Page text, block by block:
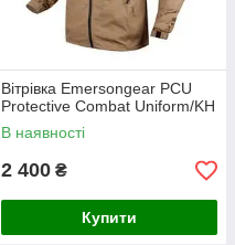
Вітрівка Emersongear PCU
Protective Combat Uniform/KH
В наявності
2 400 ₴
Купити